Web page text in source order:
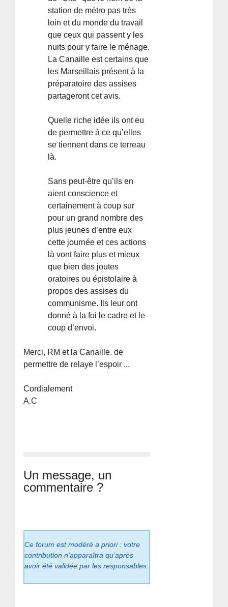
station de métro pas très
loin et du monde du travail
que ceux qui passent y les
nuits pour y faire le ménage.
La Canaille est certains que
les Marseillais présent à la
préparatoire des assises
partageront cet avis.
Quelle riche idée ils ont eu
de permettre à ce qu’elles
se tiennent dans ce terreau
là.
Sans peut-être qu’ils en
aient conscience et
certainement à coup sur
pour un grand nombre des
plus jeunes d’entre eux
cette journée et ces actions
là vont faire plus et mieux
que bien des joutes
oratoires ou épistolaire à
propos des assises du
communisme. Ils leur ont
donné à la foi le cadre et le
coup d’envoi.
Merci, RM et la Canaille. de
permettre de relaye l’espoir ...
Cordialement
A.C
Un message, un
commentaire ?
Ce forum est modéré a priori : votre
contribution n’apparaîtra qu’après
avoir été validée par les responsables.